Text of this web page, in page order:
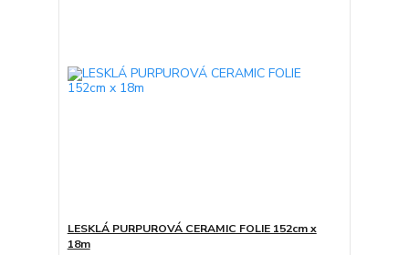
LESKLÁ PURPUROVÁ CERAMIC FOLIE 152cm x
18m